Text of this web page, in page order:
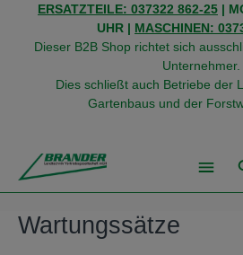
springen
ERSATZTEILE: 037322 862-25 |
UHR | MASCHINEN:
Dieser B2B Shop richtet sich
Unternehmer.
Dies schließt auch Betriebe der
Gartenbaus und der
Wartungssätze